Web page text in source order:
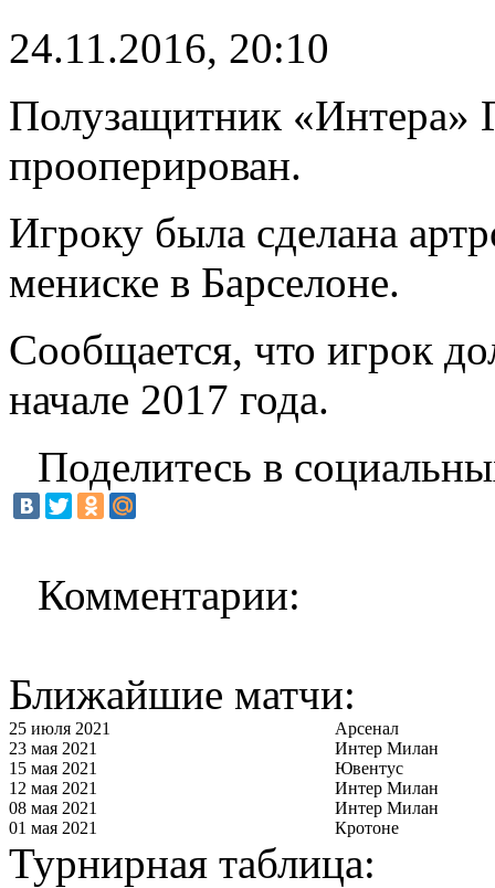
24.11.2016, 20:10
Полузащитник «Интера»
прооперирован.
Игроку была сделана
мениске в Барселоне.
Сообщается, что игрок
начале 2017 года.
Поделитесь в
Комментарии:
Ближайшие матчи:
25 июля 2021
Арсенал
23 мая 2021
Интер Милан
15 мая 2021
Ювентус
12 мая 2021
Интер Милан
08 мая 2021
Интер Милан
01 мая 2021
Кротоне
Турнирная таблица: